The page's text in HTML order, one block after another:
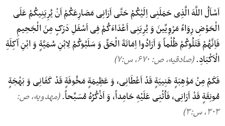
اَسْاَلُ اللَّهَ الَّذِی حَمَلَنِی اِلَیْکُمْ حَتَّی اَرَانِی مَصَارِعَکُمْ اَنْ یُرِیَنِیکُمْ عَلَی
الْحَوْضِ رِوَاءً مَرْوِیِّینَ وَ یُرِیَنِی اَعْدَاءَکُمْ فِی اَسْفَلِ دَرَکٍ مِنَ الْجَحِیمِ
فَاِنَّهُمْ قَتَلُوکُمْ ظُلْماً وَ اَرَادُوا اِمَاتَةَ الْحَقِّ وَ سَلَبُوکُمْ لِابْنِ سُمَیَّةٍ وَ ابْنِ آکِلَةِ
الْاَکْبَادِ.(صادقیه، ص: ۶۷۰, س:۷)
فَکَمْ مِنْ مَوْهِبَةٍ هَنِییَةٍ قَدْ اَعْطَانِی، وَ عَظِیمَةٍ مَخُوفَةٍ قَدْ کَفَانِی وَ بَهْجَةٍ
مُونِقَةٍ قَدْ اَرَانِی، فَاُثْنِی عَلَیْهِ حَامِداً، وَ اَذْکُرُهُ مُسَبِّحاً.(مهدویه، ص:
۳۰۳, س:۳)